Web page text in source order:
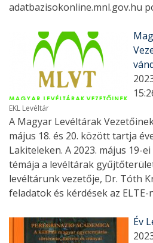
adatbazisokonline.mnl.gov.hu
EKL Levéltár
A Magyar Levéltárak
május 18. és 20. között tartja
Lakiteleken. A 2023. május 19-
témája a levéltárak
levéltárunk vezetője, Dr. Tóth
feladatok és kérdések az
Év